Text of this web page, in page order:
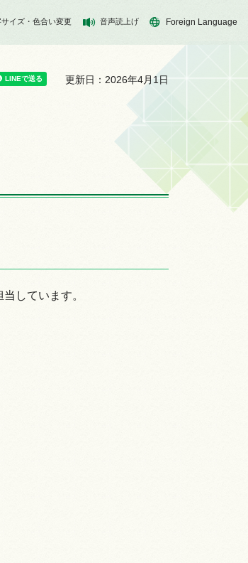
イズ・色合い変更 音声読上げ Foreign Language
更新日：2026年4月1日
しています。